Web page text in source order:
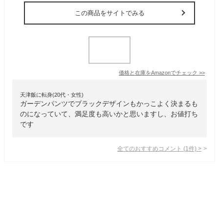
この商品をサイトでみる
価格と在庫をAmazonでチェック >>
天津飯に転身(20代・女性)
ガーデンパンツでブラックデザインもかっこよく決まるも
のになっていて、満足度も高いかと思いますし、お値打ち
です
全てのおすすめコメント (1 件) >